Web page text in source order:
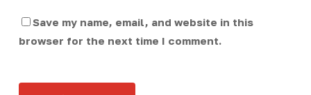
Save my name, email, and website in this
browser for the next time I comment.